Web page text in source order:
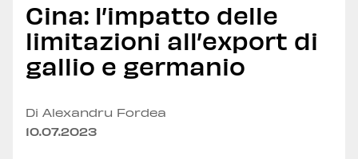
Cina: l’impatto delle
limitazioni all’export di
gallio e germanio
Di Alexandru Fordea
10.07.2023